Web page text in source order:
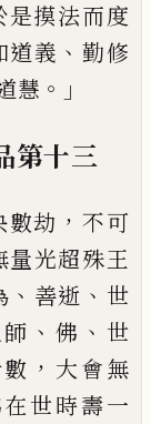
是摸法而度
道義 、勤修
慧 。」
第十三
數劫 ， 不可
量光超殊王
、 善逝 、 世
、 佛 、 世
， 大會無
世時壽一